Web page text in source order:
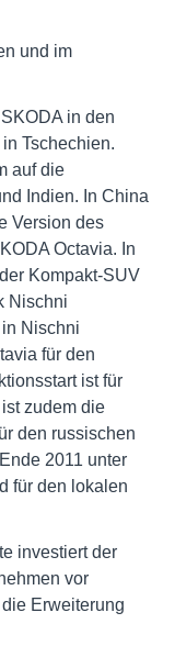
und im
in den
Tschechien.
auf die
Indien. In China
Version des
Octavia. In
Kompakt-SUV
Nischni
Nischni
für den
ist für
zudem die
den russischen
2011 unter
für den lokalen
investiert der
vor
Erweiterung